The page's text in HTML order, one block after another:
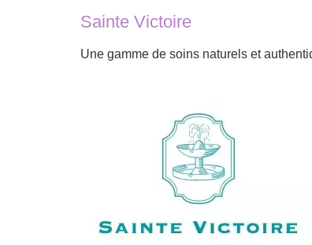
Sainte Victoire
Une gamme de soins naturels et